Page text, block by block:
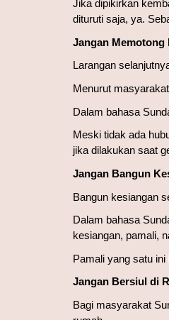
Jika dipikirkan
dituruti saja, ya.
Jangan Memotong
Larangan
Menurut
Dalam bahasa
Meski tidak ada
jika dilakukan saat
Jangan Bangun
Bangun kesiangan
Dalam bahasa
kesiangan, pamali,
Pamali yang satu
Jangan Bersiul di
Bagi masyarakat